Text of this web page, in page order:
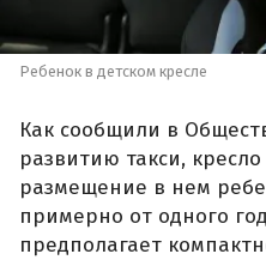
Ребенок в детском кресле
Как сообщили в
развитию такси,
размещение в нем
примерно от одного
предполагает